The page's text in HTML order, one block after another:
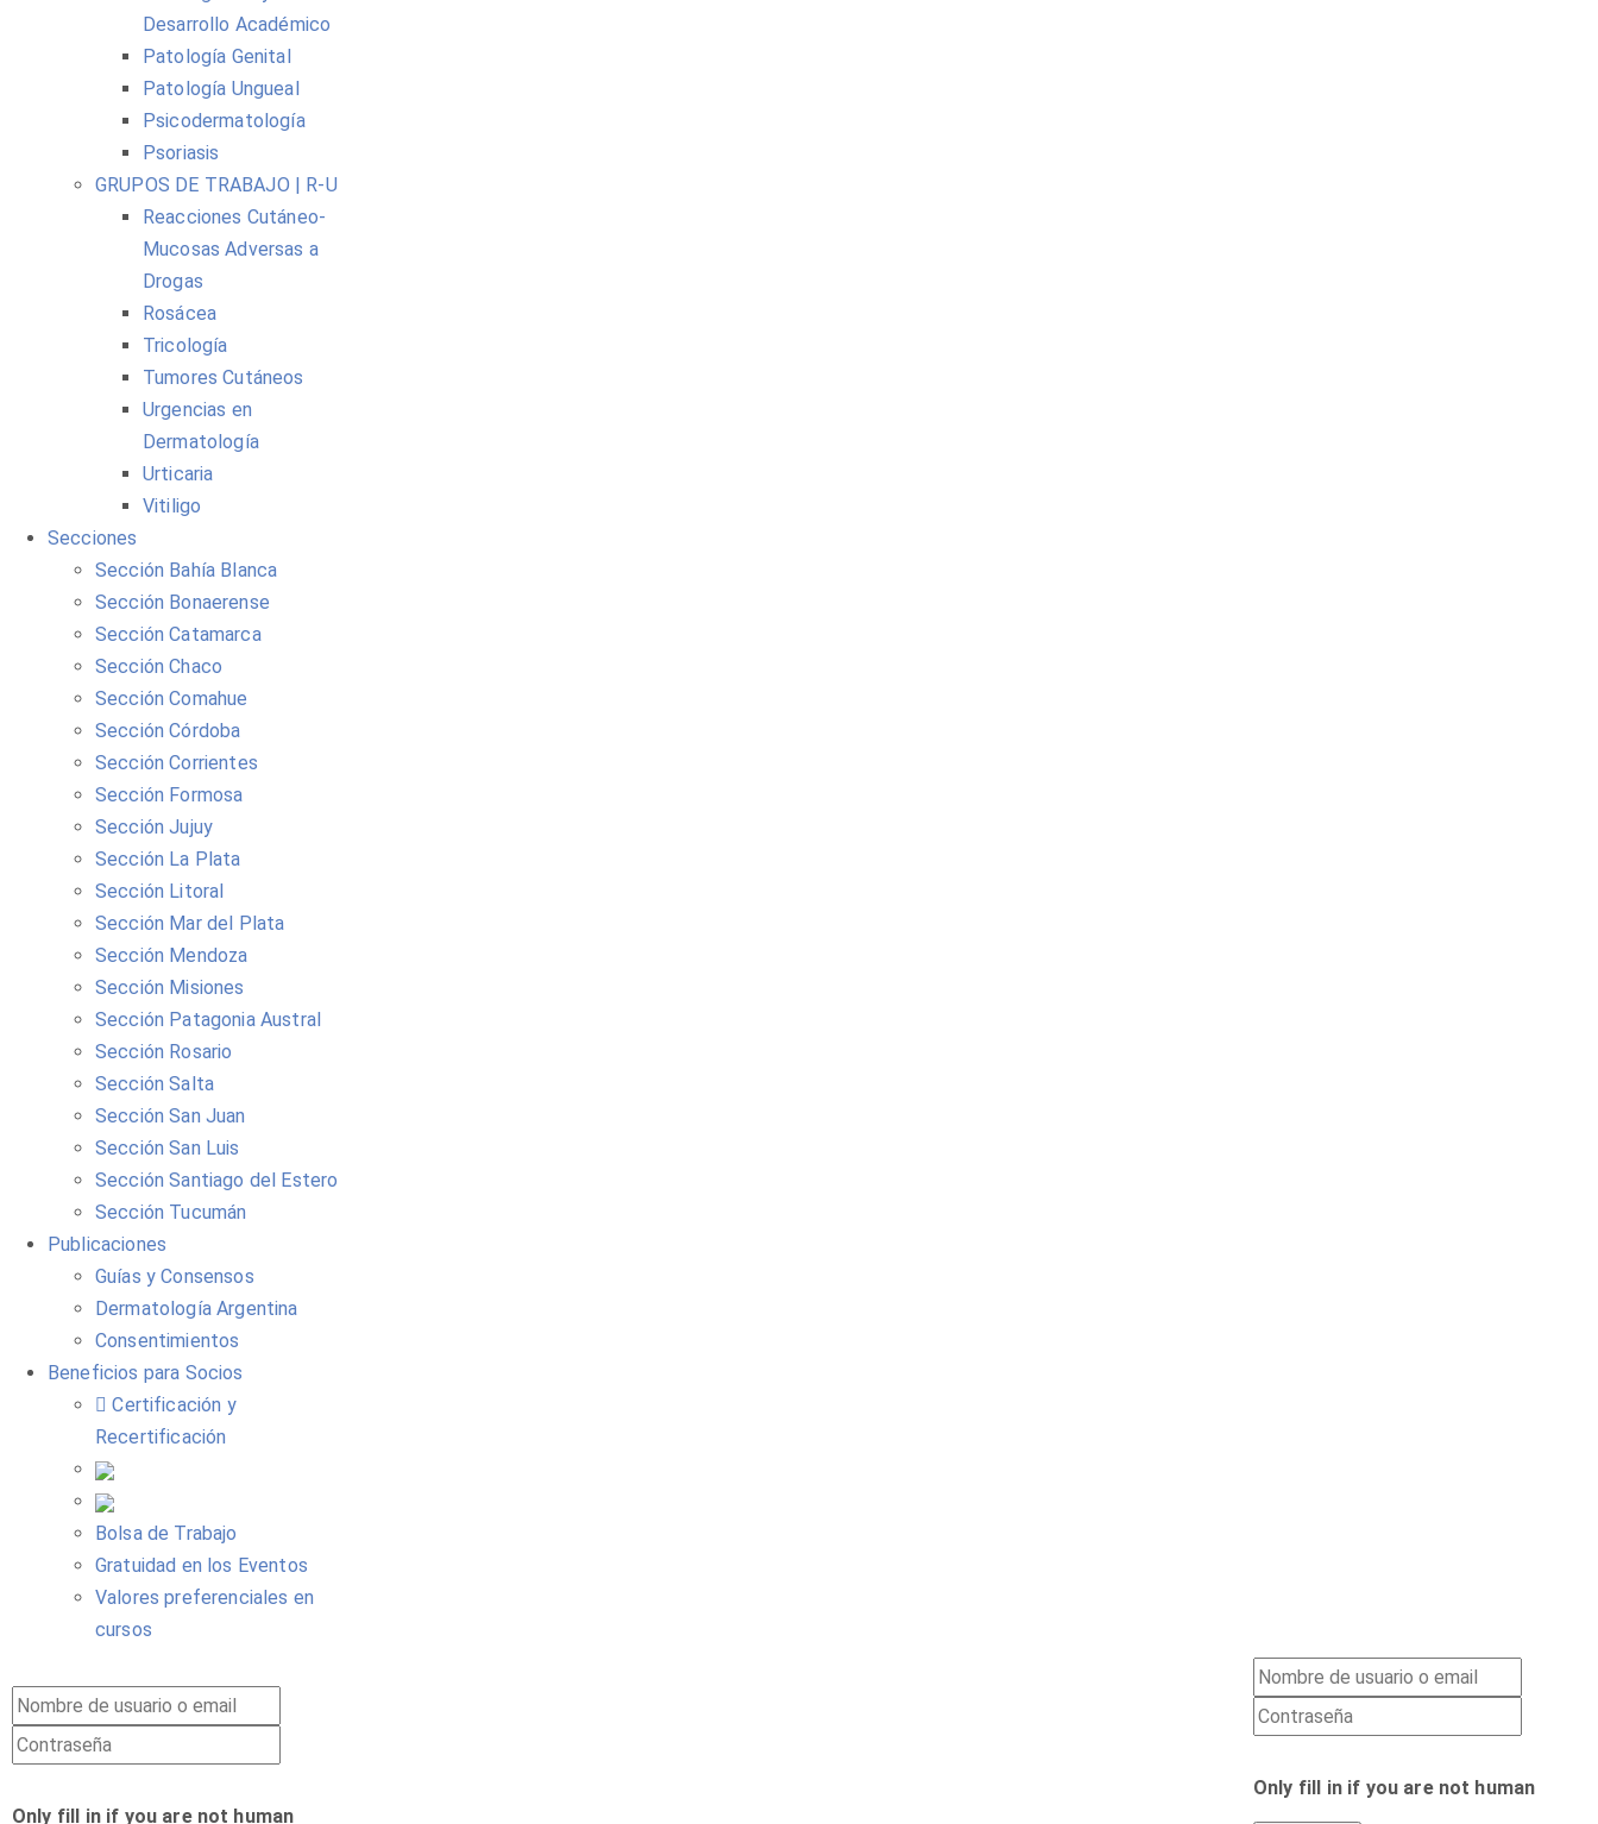
Desarrollo Académico
Patología Genital
Patología Ungueal
Psicodermatología
Psoriasis
GRUPOS DE TRABAJO | R-U
Reacciones Cutáneo-
Mucosas Adversas a
Drogas
Rosácea
Tricología
Tumores Cutáneos
Urgencias en
Dermatología
Urticaria
Vitiligo
Secciones
Sección Bahía Blanca
Sección Bonaerense
Sección Catamarca
Sección Chaco
Sección Comahue
Sección Córdoba
Sección Corrientes
Sección Formosa
Sección Jujuy
Sección La Plata
Sección Litoral
Sección Mar del Plata
Sección Mendoza
Sección Misiones
Sección Patagonia Austral
Sección Rosario
Sección Salta
Sección San Juan
Sección San Luis
Sección Santiago del Estero
Sección Tucumán
Publicaciones
Guías y Consensos
Dermatología Argentina
Consentimientos
Beneficios para Socios
Certificación y
Recertificación
Bolsa de Trabajo
Gratuidad en los Eventos
Valores preferenciales en
cursos
Only fill in if you are not human
Only fill in if you are not human